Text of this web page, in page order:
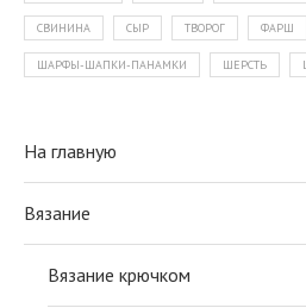
СВИНИНА СЫР ТВОРОГ ФАРШ
ШАРФЫ-ШАПКИ-ПАНАМКИ ШЕРСТЬ
На главную
Вязание
Вязание крючком